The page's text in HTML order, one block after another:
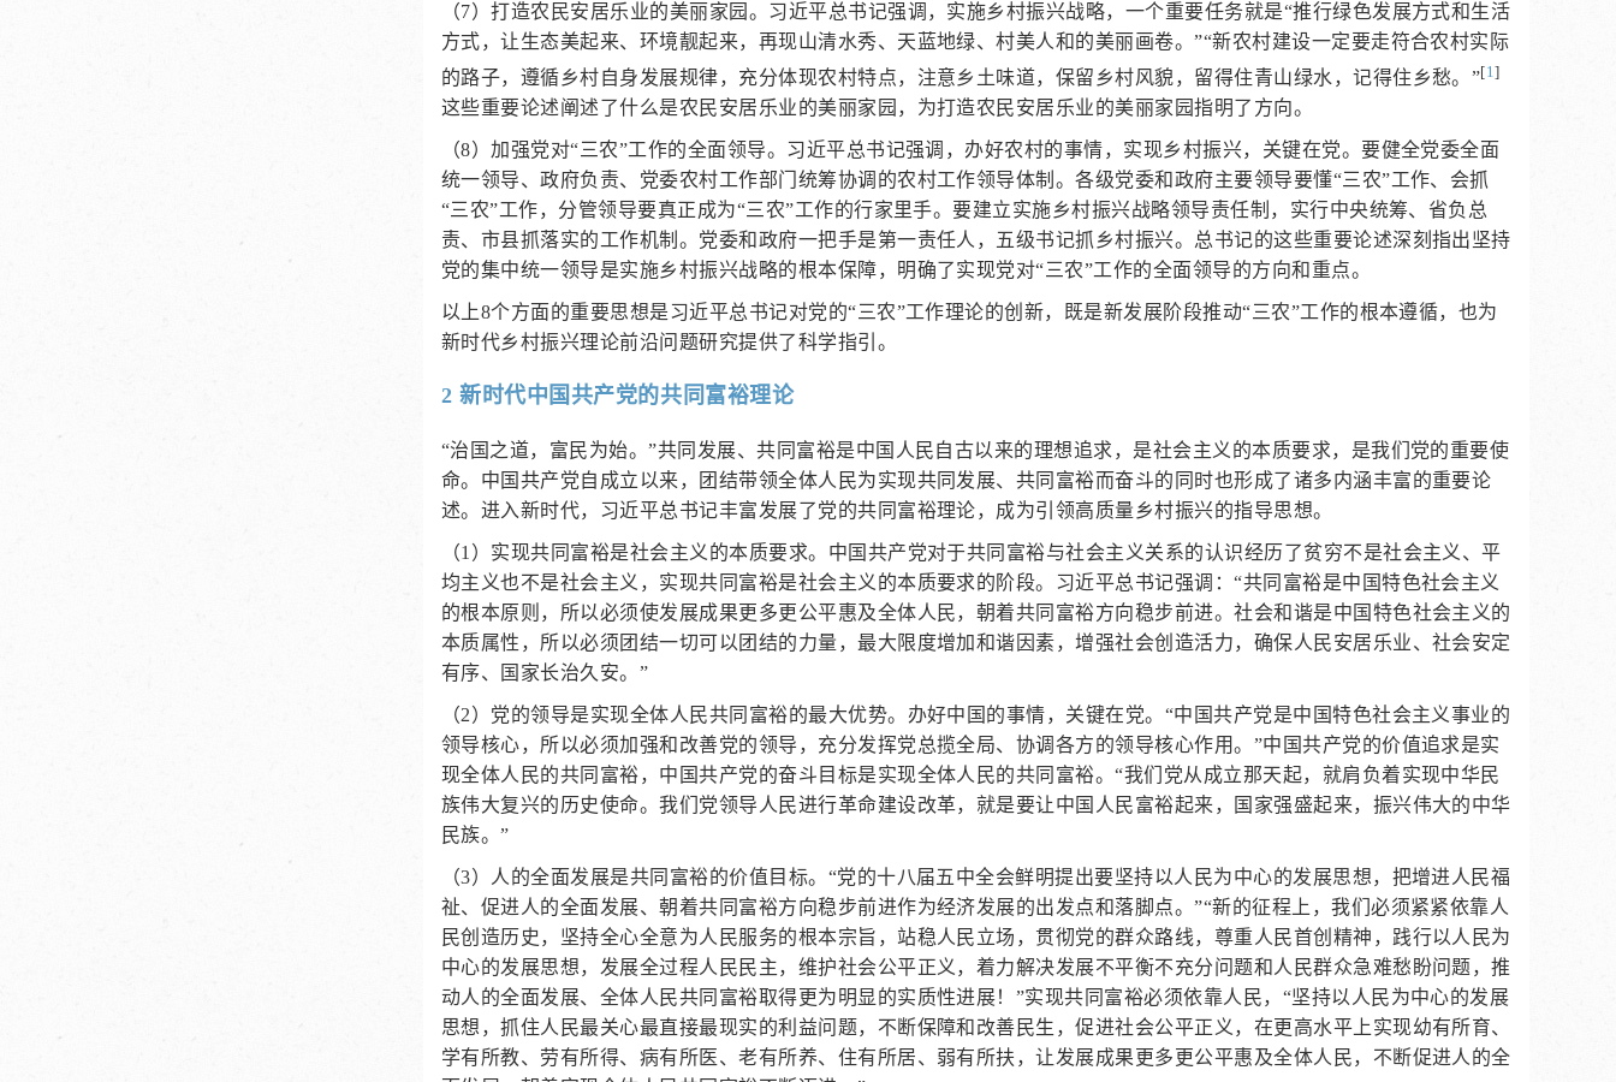
（7）打造农民安居乐业的美丽家园。习近平总书记强调，实施乡村振兴战略，一个重要任务就是“推行绿色发展方式和生活
方式，让生态美起来、环境靓起来，再现山清水秀、天蓝地绿、村美人和的美丽画卷。”“新农村建设一定要走符合农村实际
的路子，遵循乡村自身发展规律，充分体现农村特点，注意乡土味道，保留乡村风貌，留得住青山绿水，记得住乡愁。”[1]
这些重要论述阐述了什么是农民安居乐业的美丽家园，为打造农民安居乐业的美丽家园指明了方向。
（8）加强党对“三农”工作的全面领导。习近平总书记强调，办好农村的事情，实现乡村振兴，关键在党。要健全党委全面
统一领导、政府负责、党委农村工作部门统筹协调的农村工作领导体制。各级党委和政府主要领导要懂“三农”工作、会抓
“三农”工作，分管领导要真正成为“三农”工作的行家里手。要建立实施乡村振兴战略领导责任制，实行中央统筹、省负总
责、市县抓落实的工作机制。党委和政府一把手是第一责任人，五级书记抓乡村振兴。总书记的这些重要论述深刻指出坚持
党的集中统一领导是实施乡村振兴战略的根本保障，明确了实现党对“三农”工作的全面领导的方向和重点。
以上8个方面的重要思想是习近平总书记对党的“三农”工作理论的创新，既是新发展阶段推动“三农”工作的根本遵循，也为
新时代乡村振兴理论前沿问题研究提供了科学指引。
2 新时代中国共产党的共同富裕理论
“治国之道，富民为始。”共同发展、共同富裕是中国人民自古以来的理想追求，是社会主义的本质要求，是我们党的重要使
命。中国共产党自成立以来，团结带领全体人民为实现共同发展、共同富裕而奋斗的同时也形成了诸多内涵丰富的重要论
述。进入新时代，习近平总书记丰富发展了党的共同富裕理论，成为引领高质量乡村振兴的指导思想。
（1）实现共同富裕是社会主义的本质要求。中国共产党对于共同富裕与社会主义关系的认识经历了贫穷不是社会主义、平
均主义也不是社会主义，实现共同富裕是社会主义的本质要求的阶段。习近平总书记强调：“共同富裕是中国特色社会主义
的根本原则，所以必须使发展成果更多更公平惠及全体人民，朝着共同富裕方向稳步前进。社会和谐是中国特色社会主义的
本质属性，所以必须团结一切可以团结的力量，最大限度增加和谐因素，增强社会创造活力，确保人民安居乐业、社会安定
有序、国家长治久安。”
（2）党的领导是实现全体人民共同富裕的最大优势。办好中国的事情，关键在党。“中国共产党是中国特色社会主义事业的
领导核心，所以必须加强和改善党的领导，充分发挥党总揽全局、协调各方的领导核心作用。”中国共产党的价值追求是实
现全体人民的共同富裕，中国共产党的奋斗目标是实现全体人民的共同富裕。“我们党从成立那天起，就肩负着实现中华民
族伟大复兴的历史使命。我们党领导人民进行革命建设改革，就是要让中国人民富裕起来，国家强盛起来，振兴伟大的中华
民族。”
（3）人的全面发展是共同富裕的价值目标。“党的十八届五中全会鲜明提出要坚持以人民为中心的发展思想，把增进人民福
祉、促进人的全面发展、朝着共同富裕方向稳步前进作为经济发展的出发点和落脚点。”“新的征程上，我们必须紧紧依靠人
民创造历史，坚持全心全意为人民服务的根本宗旨，站稳人民立场，贯彻党的群众路线，尊重人民首创精神，践行以人民为
中心的发展思想，发展全过程人民民主，维护社会公平正义，着力解决发展不平衡不充分问题和人民群众急难愁盼问题，推
动人的全面发展、全体人民共同富裕取得更为明显的实质性进展！”实现共同富裕必须依靠人民，“坚持以人民为中心的发展
思想，抓住人民最关心最直接最现实的利益问题，不断保障和改善民生，促进社会公平正义，在更高水平上实现幼有所育、
学有所教、劳有所得、病有所医、老有所养、住有所居、弱有所扶，让发展成果更多更公平惠及全体人民，不断促进人的全